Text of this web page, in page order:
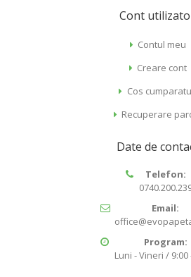
Cont
Contul meu
Creare cont
Cos
Recuperare
Date de
Telefon:
Email:
Program:
Luni - Vineri / 9:00